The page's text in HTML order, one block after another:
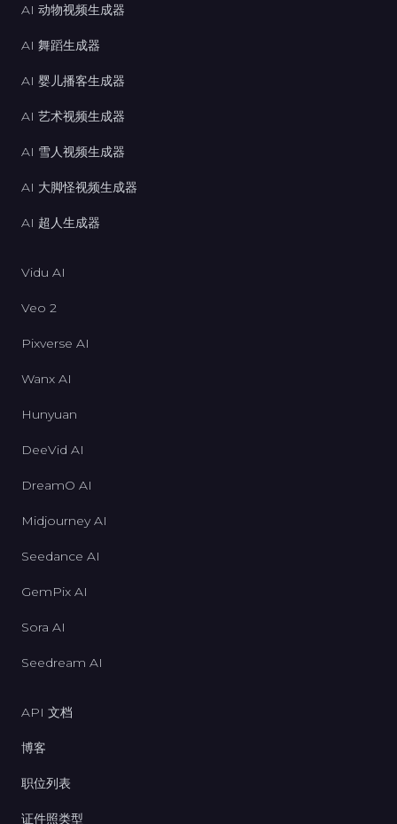
AI 动物视频生成器
AI 舞蹈生成器
AI 婴儿播客生成器
AI 艺术视频生成器
AI 雪人视频生成器
AI 大脚怪视频生成器
AI 超人生成器
Vidu AI
Veo 2
Pixverse AI
Wanx AI
Hunyuan
DeeVid AI
DreamO AI
Midjourney AI
Seedance AI
GemPix AI
Sora AI
Seedream AI
API 文档
博客
职位列表
证件照类型